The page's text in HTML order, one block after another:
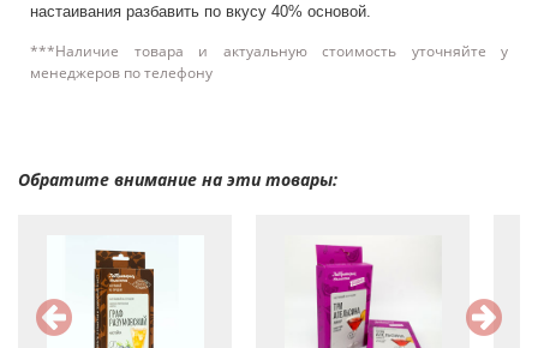
настаивания разбавить по вкусу 40% основой.
***Наличие товара и актуальную стоимость уточняйте у
менеджеров по телефону
Обратите внимание на эти товары: